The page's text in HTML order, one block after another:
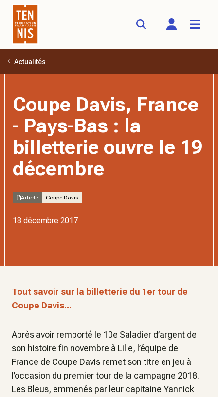
Aller au contenu principal
Actualités
Coupe Davis, France
- Pays-Bas : la
billetterie ouvre le 19
décembre
Article Coupe Davis
18 décembre 2017
Tout savoir sur la billetterie du 1er tour de
Coupe Davis...
Après avoir remporté le 10e Saladier d’argent de
son histoire fin novembre à Lille, l’équipe de
France de Coupe Davis remet son titre en jeu à
l’occasion du premier tour de la campagne 2018.
Les Bleus, emmenés par leur capitaine Yannick